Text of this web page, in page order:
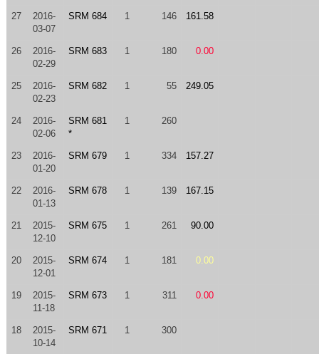
27
2016-
03-07
SRM 684 1 146 161.58
26
2016-
02-29
SRM 683 1 180 0.00
25
2016-
02-23
SRM 682 1 55 249.05
24
2016-
02-06
SRM 681
*
1 260
23
2016-
01-20
SRM 679 1 334 157.27
22
2016-
01-13
SRM 678 1 139 167.15
21
2015-
12-10
SRM 675 1 261 90.00
20
2015-
12-01
SRM 674 1 181 0.00
19
2015-
11-18
SRM 673 1 311 0.00
18
2015-
10-14
SRM 671 1 300